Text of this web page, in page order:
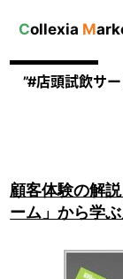
Collexia M
”#店頭試飲サ
顧客体験の解
ーム」から学